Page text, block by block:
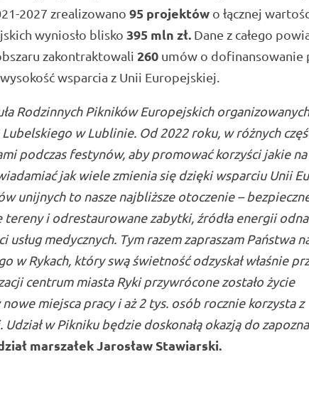
2027 zrealizowano 95 projektów o łącznej
wyniosło blisko 395 mln zł. Dane z całego
zakontraktowali 260 umów o dofinansowanie
wsparcia z Unii Europejskiej.
Rodzinnych Pikników Europejskich
w Lublinie. Od 2022 roku, w różnych
podczas festynów, aby promować korzyści jakie
jak wiele zmienia się dzięki wsparciu Unii
unijnych to nasze najbliższe otoczenie –
tereny i odrestaurowane zabytki, źródła energii
medycznych. Tym razem zapraszam Państwa
w Rykach, który swą świetność odzyskał właśnie
centrum miasta Ryki przywrócone zostało życie
miejsca pracy i aż 2 tys. osób rocznie korzysta z
w Pikniku będzie doskonałą okazją do
marszałekJarosław Stawiarski.